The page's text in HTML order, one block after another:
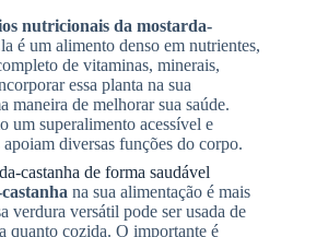
nutricionais da mostarda-
é um alimento denso em nutrientes,
de vitaminas, minerais,
essa planta na sua
maneira de melhorar sua saúde.
um superalimento acessível e
diversas funções do corpo.
castanha de forma saudável
na sua alimentação é mais
verdura versátil pode ser usada de
quanto cozida. O importante é